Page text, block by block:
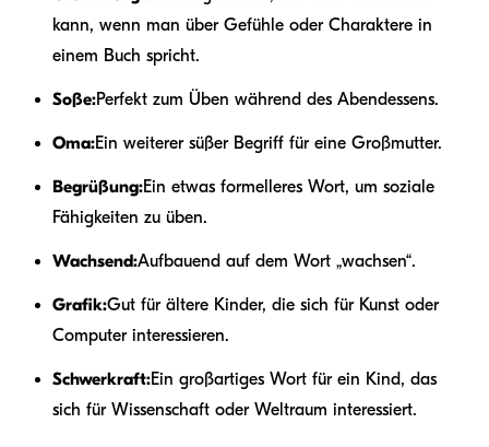
kann, wenn man über Gefühle oder Charaktere in
einem Buch spricht.
Soße:Perfekt zum Üben während des Abendessens.
Oma:Ein weiterer süßer Begriff für eine Großmutter.
Begrüßung:Ein etwas formelleres Wort, um soziale
Fähigkeiten zu üben.
Wachsend:Aufbauend auf dem Wort „wachsen“.
Grafik:Gut für ältere Kinder, die sich für Kunst oder
Computer interessieren.
Schwerkraft:Ein großartiges Wort für ein Kind, das
sich für Wissenschaft oder Weltraum interessiert.